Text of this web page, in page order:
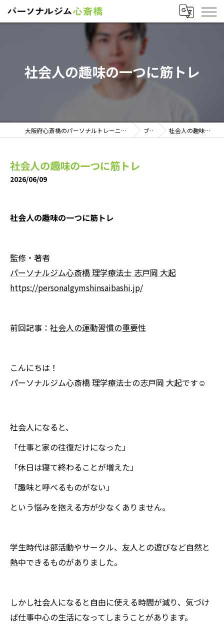
社会人の趣味の一つに筋トレ
大阪府心斎橋のパーソナルトレーニングならパーソナルジム心斎橋 ブログ 社会人の趣味の一つに筋トレ
社会人の趣味の一つに筋トレ
2026/06/09
社会人の趣味の一つに筋トレ
監修・著者
パーソナルジム心斎橋 理学療法士 志戸岡 大起
https://personalgymshinsaibashi.jp/
前回記事： 社会人の運動習慣の重要性
こんにちは！
パーソナルジム心斎橋 理学療法士の志戸岡 大起です☺️
社会人になると、
「仕事と家の往復だけになった」
「休日は寝て終わることが増えた」
「趣味と呼べるものがない」
という悩みを抱える方が少なくありません。
学生時代は部活動やサークル、友人との遊びなど自然と
熱中できるものがありました。
しかし社会人になると自由に使える時間が減り、気づけ
ば仕事中心の生活になってしまうことがあります。